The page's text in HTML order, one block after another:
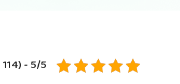
5/5 - (114 صوت)